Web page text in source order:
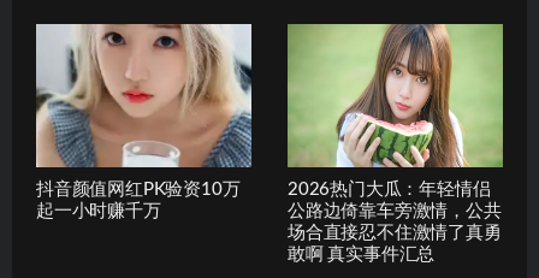
抖音颜值网红PK验资10万
起一小时赚千万
2026热门大瓜：年轻情侣
公路边倚靠车旁激情，公共
场合直接忍不住激情了真勇
敢啊 真实事件汇总